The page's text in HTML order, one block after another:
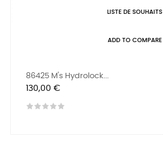
LISTE DE SOUHAITS
ADD TO COMPARE
86425 M's Hydrolock...
Prix
130,00 €